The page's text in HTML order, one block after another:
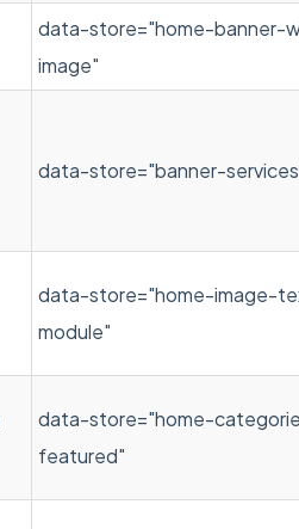
data-store="home-banner-
image"
data-store="banner-
data-store="home-image-
module"
data-store="home-
featured"